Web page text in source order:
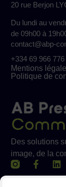
Des solutions
image, de la
20 rue Berjon
Du lundi au
de 09h00 à
contact@abp-
+334 69 966 776
Mentions
Politique de